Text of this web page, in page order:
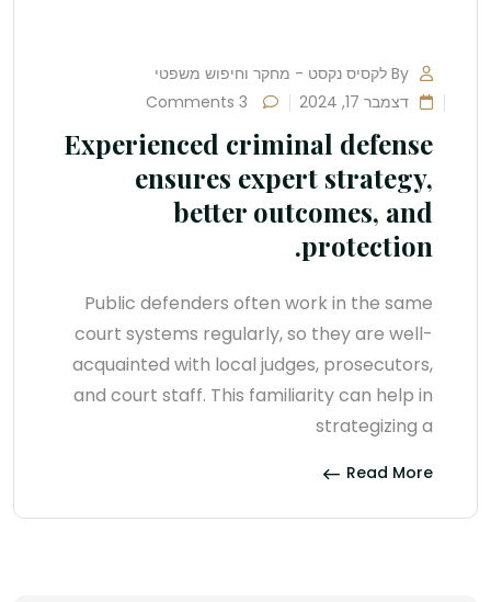
By לקסיס נקסט - מחקר וחיפוש משפטי
דצמבר 17, 2024
Experienced criminal defense
ensures expert strategy,
better outcomes, and
protection.
Public defenders often work in the same
court systems regularly, so they are well-
acquainted with local judges, prosecutors,
and court staff. This familiarity can help in
strategizing a
Read More